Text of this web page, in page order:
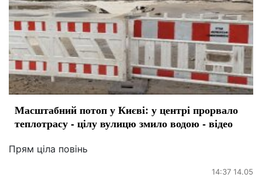
Масштабний потоп у Києві: у центрі прорвало
теплотрасу - цілу вулицю змило водою - відео
Прям ціла повінь
14:37 14.05